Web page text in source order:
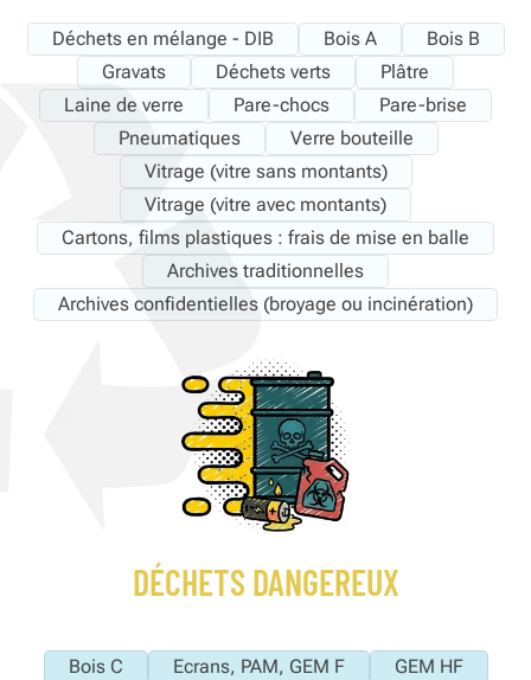
Déchets en mélange - DIB Bois A
Bois B
Gravats
Déchets verts
Plâtre
Laine de verre
Pare-chocs
Pare-brise
Pneumatiques
Verre bouteille
Vitrage (vitre sans montants)
Vitrage (vitre avec montants)
Cartons, films plastiques : frais de mise en balle
Archives traditionnelles
Archives confidentielles (broyage ou incinération)
DÉCHETS DANGEREUX
Bois C Ecrans, PAM, GEM F
GEM HF